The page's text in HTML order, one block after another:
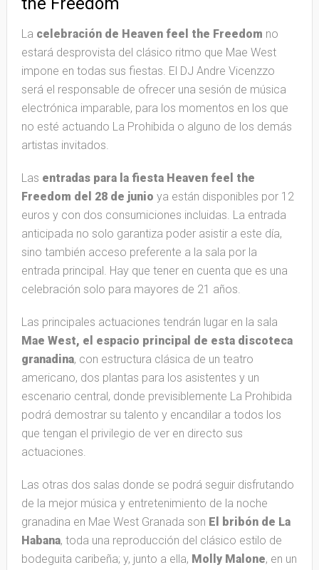
La celebración de Heaven feel the Freedom no
estará desprovista del clásico ritmo que Mae West
impone en todas sus fiestas. El DJ Andre Vicenzzo
será el responsable de ofrecer una sesión de música
electrónica imparable, para los momentos en los que
no esté actuando La Prohibida o alguno de los demás
artistas invitados.
Las entradas para la fiesta Heaven feel the
Freedom del 28 de junio ya están disponibles por 12
euros y con dos consumiciones incluidas. La entrada
anticipada no solo garantiza poder asistir a este día,
sino también acceso preferente a la sala por la
entrada principal. Hay que tener en cuenta que es una
celebración solo para mayores de 21 años.
Las principales actuaciones tendrán lugar en la sala
Mae West, el espacio principal de esta discoteca
granadina, con estructura clásica de un teatro
americano, dos plantas para los asistentes y un
escenario central, donde previsiblemente La Prohibida
podrá demostrar su talento y encandilar a todos los
que tengan el privilegio de ver en directo sus
actuaciones.
Las otras dos salas donde se podrá seguir disfrutando
de la mejor música y entretenimiento de la noche
granadina en Mae West Granada son El bribón de La
Habana, toda una reproducción del clásico estilo de
bodeguita caribeña; y, junto a ella, Molly Malone, en un